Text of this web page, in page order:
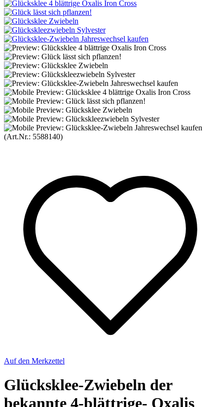
(Art.Nr.: 5588140)
Auf den Merkzettel
Glücksklee-Zwiebeln der
bekannte 4-blättrige- Oxalis